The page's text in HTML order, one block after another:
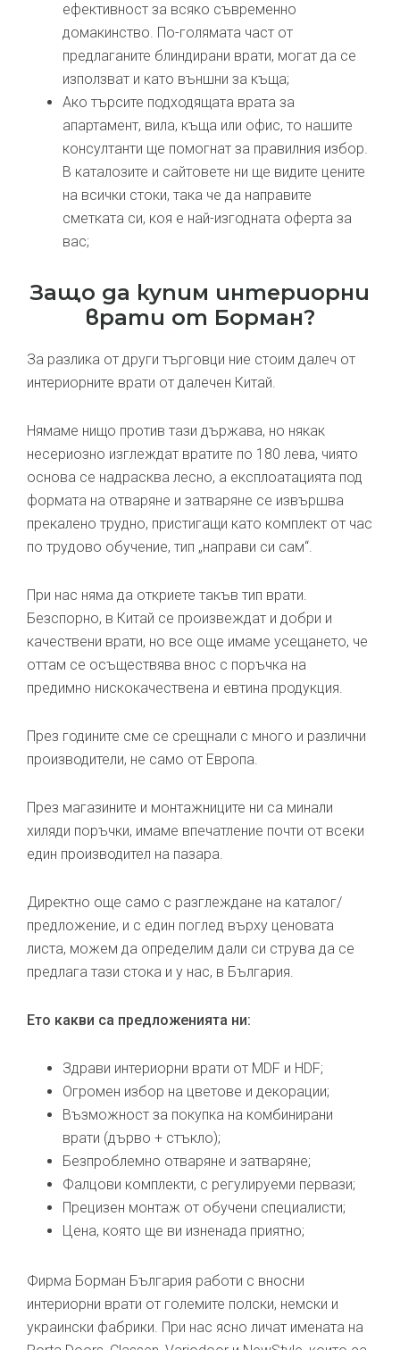
ефективност за всяко съвременно
домакинство. По-голямата част от
предлаганите блиндирани врати, могат да се
използват и като външни за къща;
Ако търсите подходящата врата за
апартамент, вила, къща или офис, то нашите
консултанти ще помогнат за правилния избор.
В каталозите и сайтовете ни ще видите цените
на всички стоки, така че да направите
сметката си, коя е най-изгодната оферта за
вас;
Защо да купим интериорни
врати от Борман?
За разлика от други търговци ние стоим далеч от
интериорните врати от далечен Китай.
Нямаме нищо против тази държава, но някак
несериозно изглеждат вратите по 180 лева, чиято
основа се надрасква лесно, а експлоатацията под
формата на отваряне и затваряне се извършва
прекалено трудно, пристигащи като комплект от час
по трудово обучение, тип „направи си сам“.
При нас няма да откриете такъв тип врати.
Безспорно, в Китай се произвеждат и добри и
качествени врати, но все още имаме усещането, че
оттам се осъществява внос с поръчка на
предимно нискокачествена и евтина продукция.
През годините сме се срещнали с много и различни
производители, не само от Европа.
През магазините и монтажниците ни са минали
хиляди поръчки, имаме впечатление почти от всеки
един производител на пазара.
Директно още само с разглеждане на каталог/
предложение, и с един поглед върху ценовата
листа, можем да определим дали си струва да се
предлага тази стока и у нас, в България.
Ето какви са предложенията ни:
Здрави интериорни врати от MDF и HDF;
Огромен избор на цветове и декорации;
Възможност за покупка на комбинирани
врати (дърво + стъкло);
Безпроблемно отваряне и затваряне;
Фалцови комплекти, с регулируеми первази;
Прецизен монтаж от обучени специалисти;
Цена, която ще ви изненада приятно;
Фирма Борман България работи с вносни
интериорни врати от големите полски, немски и
украински фабрики. При нас ясно личат имената на